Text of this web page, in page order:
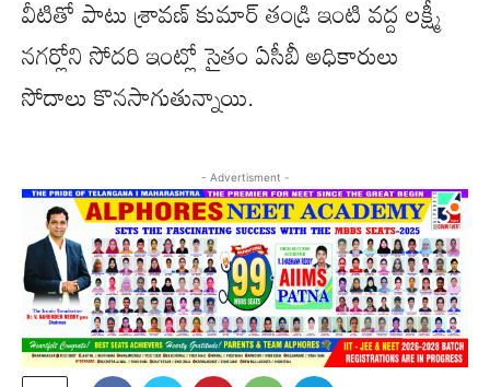
వీటితో పాటు శ్రావణ్ కుమార్ తండ్రి ఇంటి వద్ద లక్ష్మీ
నగర్లోని సోదరి ఇంట్లో సైతం ఏసీబీ అధికారులు
సోదాలు కొనసాగుతున్నాయి.
- Advertisment -